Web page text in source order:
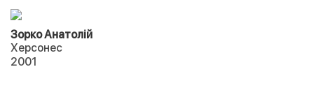
Зорко Анатолій
Херсонес
2001